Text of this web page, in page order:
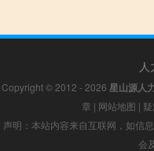
Copyright © 2012 - 2026 星山源人
章 | 网站地图 |
声明：本站内容来自互联网，如信
会